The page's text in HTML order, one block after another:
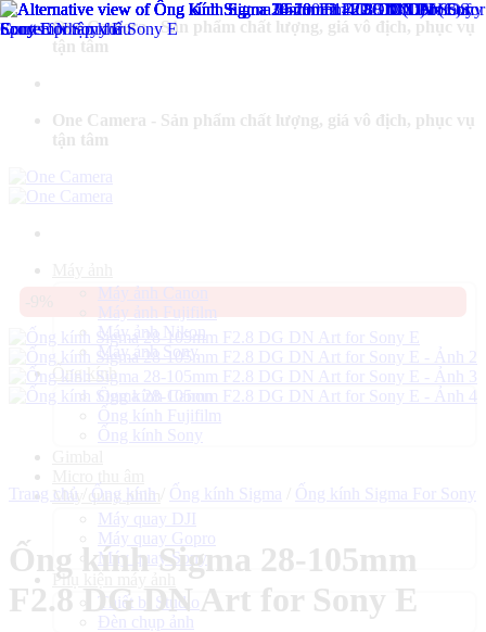
Bỏ
dung
One Camera - Sản phẩm chất lượng, giá vô địch, phục vụ
tận tâm
One Camera - Sản phẩm chất lượng, giá vô địch, phục vụ
tận tâm
Máy ảnh Canon
Máy ảnh Nikon
Máy ảnh Sony
Ống kính
Ống kính Canon
Ống kính Fujifilm
Ống kính Sony
Máy quay phim
Máy quay DJI
Máy quay Gopro
Máy quay Sony
Phụ kiện máy ảnh
Thiết bị Studio
Đèn chụp ảnh
Trang chủ Ống kính Ống kính Sigma Ống kính Sigma For Sony
Ống kính Sigma 28-105mm
F2.8 DG DN Art for Sony E